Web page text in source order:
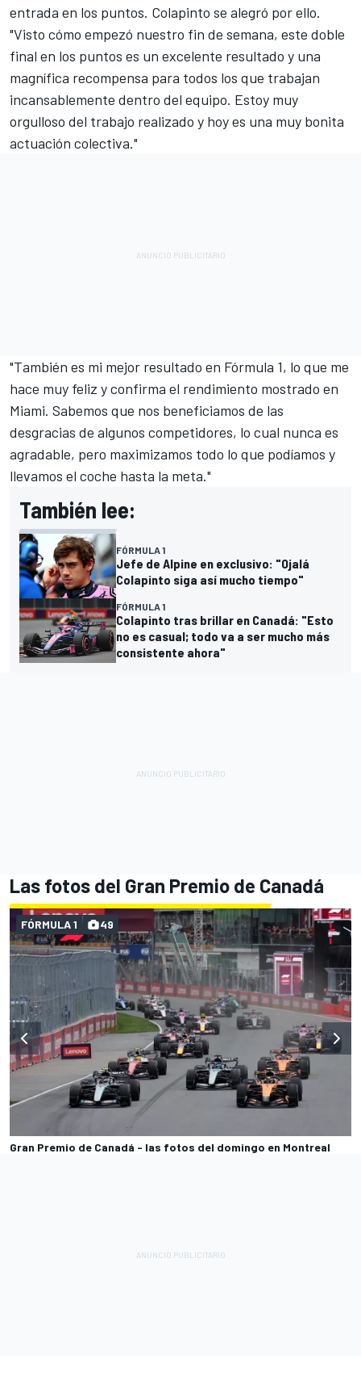
entrada en los puntos. Colapinto se alegró por ello.
"Visto cómo empezó nuestro fin de semana, este doble
final en los puntos es un excelente resultado y una
magnífica recompensa para todos los que trabajan
incansablemente dentro del equipo. Estoy muy
orgulloso del trabajo realizado y hoy es una muy bonita
actuación colectiva."
"También es mi mejor resultado en Fórmula 1, lo que me
hace muy feliz y confirma el rendimiento mostrado en
Miami. Sabemos que nos beneficiamos de las
desgracias de algunos competidores, lo cual nunca es
agradable, pero maximizamos todo lo que podíamos y
llevamos el coche hasta la meta."
También lee:
FÓRMULA 1
Jefe de Alpine en exclusivo: "Ojalá
Colapinto siga así mucho tiempo"
FÓRMULA 1
Colapinto tras brillar en Canadá: "Esto
no es casual; todo va a ser mucho más
consistente ahora"
Las fotos del Gran Premio de Canadá
Gran Premio de Canadá - las fotos del domingo en Montreal
FÓRMULA 1 49